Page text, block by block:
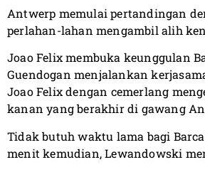
Antwerp memulai pertandingan
perlahan-lahan mengambil alih
Joao Felix membuka keunggulan
Guendogan menjalankan
Joao Felix dengan cemerlang
kanan yang berakhir di gawang
Tidak butuh waktu lama bagi
menit kemudian, Lewandowski